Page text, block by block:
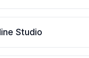
вам изменить
Studio